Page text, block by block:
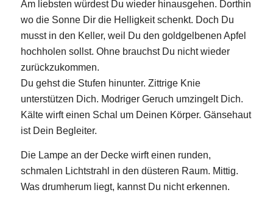
Am liebsten würdest Du wieder hinausgehen. Dorthin
wo die Sonne Dir die Helligkeit schenkt. Doch Du
musst in den Keller, weil Du den goldgelbenen Apfel
hochholen sollst. Ohne brauchst Du nicht wieder
zurückzukommen.
Du gehst die Stufen hinunter. Zittrige Knie
unterstützen Dich. Modriger Geruch umzingelt Dich.
Kälte wirft einen Schal um Deinen Körper. Gänsehaut
ist Dein Begleiter.
Die Lampe an der Decke wirft einen runden,
schmalen Lichtstrahl in den düsteren Raum. Mittig.
Was drumherum liegt, kannst Du nicht erkennen.